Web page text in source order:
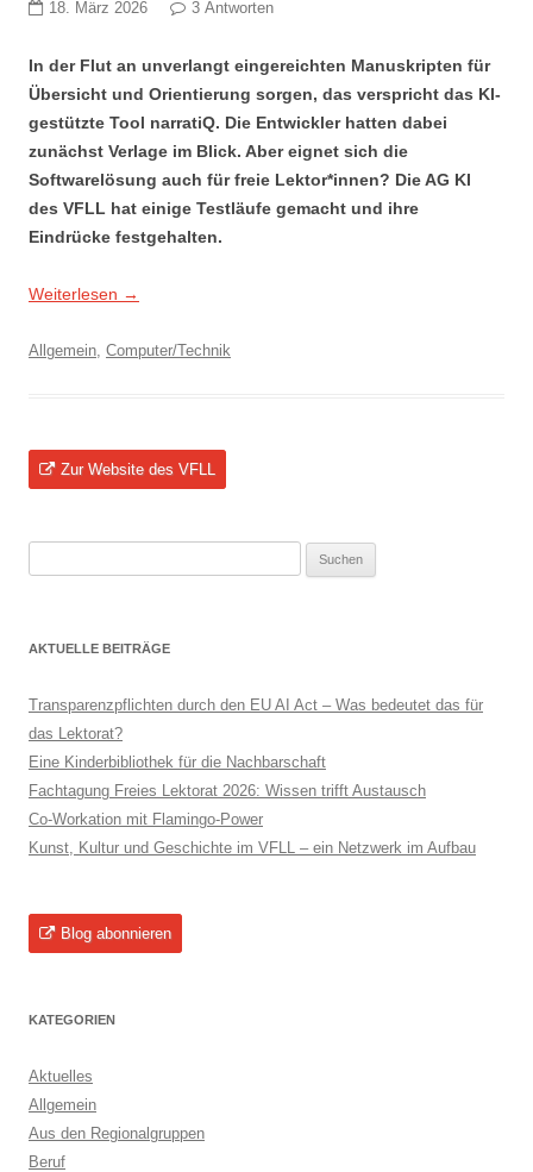
18. März 2026 3 Antworten
In der Flut an unverlangt eingereichten Manuskripten für
Übersicht und Orientierung sorgen, das verspricht das KI-
gestützte Tool narratiQ. Die Entwickler hatten dabei
zunächst Verlage im Blick. Aber eignet sich die
Softwarelösung auch für freie Lektor*innen? Die AG KI
des VFLL hat einige Testläufe gemacht und ihre
Eindrücke festgehalten.
Weiterlesen →
Allgemein Computer/Technik
Zur Website des VFLL
AKTUELLE BEITRÄGE
Transparenzpflichten durch den EU AI Act – Was bedeutet das für
das Lektorat?
Eine Kinderbibliothek für die Nachbarschaft
Fachtagung Freies Lektorat 2026: Wissen trifft Austausch
Co-Workation mit Flamingo-Power
Kunst, Kultur und Geschichte im VFLL – ein Netzwerk im Aufbau
Blog abonnieren
KATEGORIEN
Aktuelles
Allgemein
Aus den Regionalgruppen
Beruf